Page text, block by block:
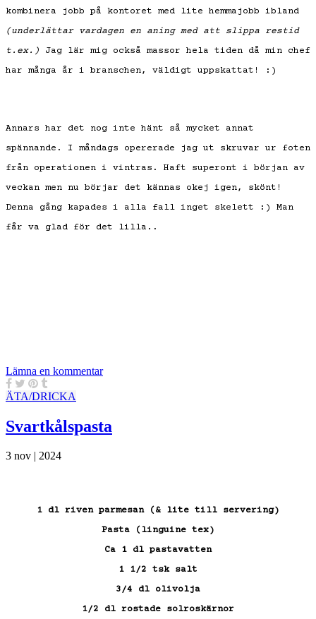
kombinera jobb på kontoret med lite hemmajobb ibland
(underlättar vardagen en aning med att slippa restid
t.ex.) Jag lär mig också massor hela tiden då min chef
har många år i branschen, väldigt uppskattat! :)
Annars har det nog inte hänt så mycket annat
spännande. I måndags opererade jag ut skruvar ur foten
från operationen i vintras. Haft superont i början av
veckan men nu börjar det kännas okej igen, skönt!
Denna gång kapades i alla fall inget skelett :) Man
får va glad för det lilla..
Lämna en kommentar
ÄTA/DRICKA
Svartkålspasta
3 nov | 2024
1 dl riven parmesan (& lite till servering)
Pasta (linguine tex)
Ca 1 dl pastavatten
1 1/2 tsk salt
3/4 dl olivolja
1/2 dl rostade solroskärnor